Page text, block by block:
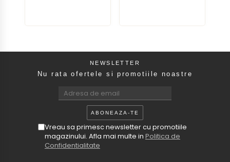
NEWSLETTER
Nu rata ofertele si promotiile noastre
Vreau sa primesc newsletter cu promotiile
magazinului. Afla mai multe in Politica de
Confidentialitate